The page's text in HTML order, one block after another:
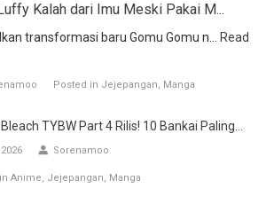
Kalah dari Imu Meski Pakai M...
transformasi baru Gomu Gomu n... Read
Posted in Jejepangan Manga
TYBW Part 4 Rilis! 10 Bankai Paling...
Sorenamoo
Anime Jejepangan Manga